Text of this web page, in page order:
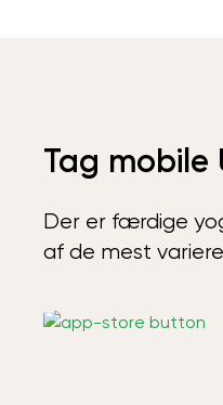
Tag
Der er færdige
af de mest